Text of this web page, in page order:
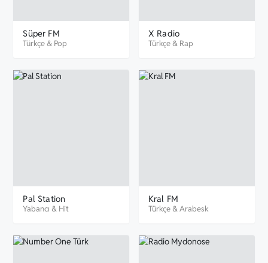
Süper FM
Türkçe& Pop
X Radio
Türkçe& Rap
Pal Station
Yabancı & Hit
Kral FM
Türkçe&Arabesk